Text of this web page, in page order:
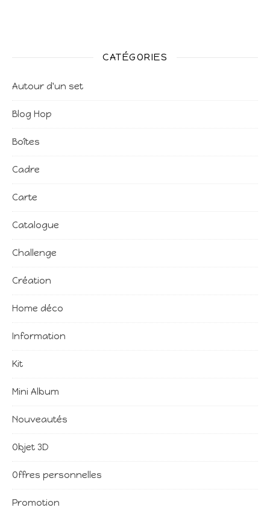
CATÉGORIES
Autour d'un set
Blog Hop
Boîtes
Cadre
Carte
Catalogue
Challenge
Création
Home déco
Information
Kit
Mini Album
Nouveautés
Objet 3D
Offres personnelles
Promotion